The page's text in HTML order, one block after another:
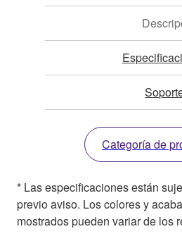
Categoría de
* Las especificaciones están
previo aviso. Los colores y
mostrados pueden variar de los